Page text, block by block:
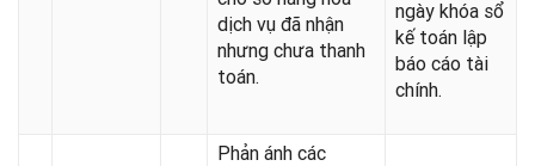
dịch vụ đã nhận
nhưng chưa thanh
toán.
ngày khóa sổ
kế toán lập
báo cáo tài
chính.
Phản ánh các